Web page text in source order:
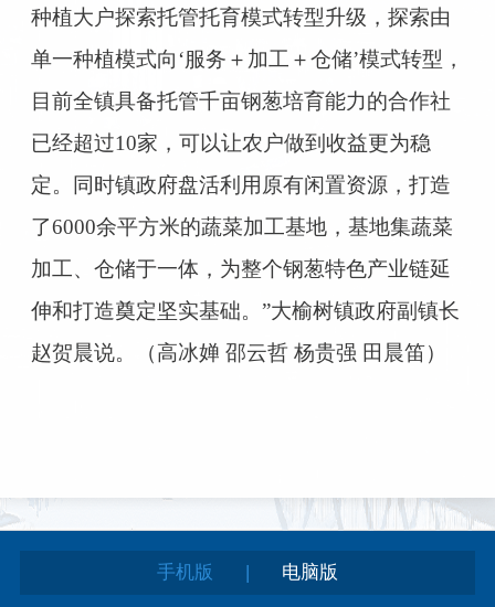
种植大户探索托管托育模式转型升级，探索由
单一种植模式向‘服务＋加工＋仓储’模式转型，
目前全镇具备托管千亩钢葱培育能力的合作社
已经超过10家，可以让农户做到收益更为稳
定。同时镇政府盘活利用原有闲置资源，打造
了6000余平方米的蔬菜加工基地，基地集蔬菜
加工、仓储于一体，为整个钢葱特色产业链延
伸和打造奠定坚实基础。”大榆树镇政府副镇长
赵贺晨说。（高冰婵 邵云哲 杨贵强 田晨笛）
手机版 | 电脑版